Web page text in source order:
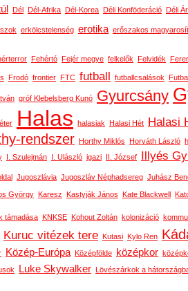
Dél Dél-Afrika Dél-Korea Déli Konföderáció Déli
erkölcstelenség erotika erőszakos
Fehértó Fejér megye felkelők Felvidék
Frodó frontier FTC futball futballcsalások
gróf Klebelsberg Kunó Gyurcsány
Halas halasiak Halasi Hét Halasi
rendszer Horthy Miklós Horváth László
I. Szulejmán I. Ulászló igazi II. József Illyés
Jugoszlávia Jugoszláv Néphadsereg Juhász
György Karesz Kastyják János Kate Blackwell
támadása KNKSE Kohout Zoltán kolonizáció
Kuruc vitézek tere Kutasi Kylo Ren
Közép-Európa Középfölde középkor
Luke Skywalker Lövészárkok a